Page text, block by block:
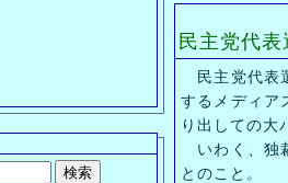
民主党代
民主党代表
するメディア
り出しての大
いわく、独
とのこと。